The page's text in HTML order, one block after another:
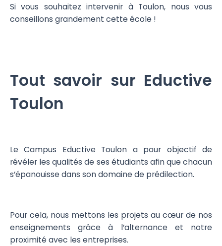
Si vous souhaitez intervenir à Toulon, nous vous
conseillons grandement cette école !
Tout savoir sur Eductive
Toulon
Le Campus Eductive Toulon a pour objectif de
révéler les qualités de ses étudiants afin que chacun
s’épanouisse dans son domaine de prédilection.
Pour cela, nous mettons les projets au cœur de nos
enseignements grâce à l’alternance et notre
proximité avec les entreprises.